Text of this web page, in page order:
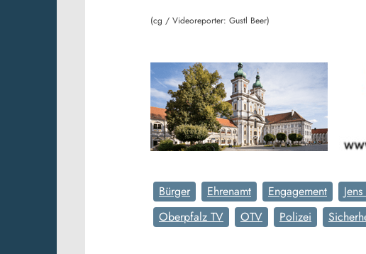
(cg / Videoreporter: Gustl Beer)
Bürger Ehrenamt Engagement
Oberpfalz TV
OTV Polizei